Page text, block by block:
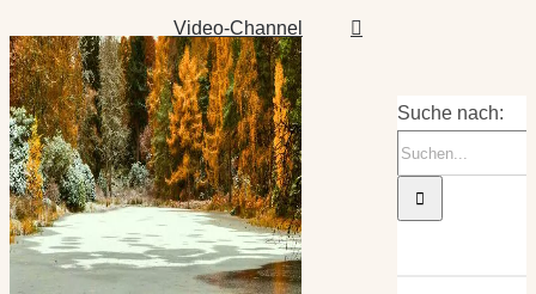
Video-Channel
Suche nach: